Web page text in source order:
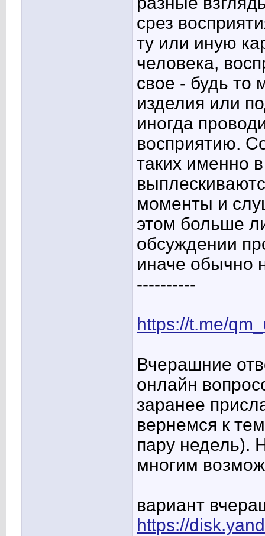
срез
ту или иную
человека,
свое - будь то
изделия или
иногда
восприятию.
таких именно
моменты и
этом больше
обсуждении
иначе обычно
----------
https://t.me/
Вчерашние
онлайн
заранее
вернемся к
пару недель).
многим
вариант
https://